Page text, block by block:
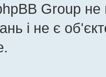
Group не
і не є